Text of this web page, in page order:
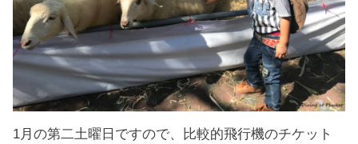
1月の第二土曜日ですので、比較的飛行機のチケット